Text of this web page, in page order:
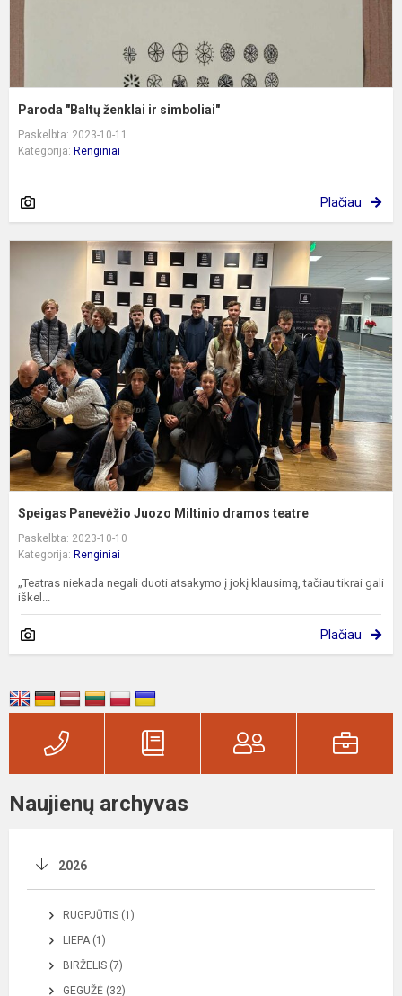
Paroda "Baltų ženklai ir simboliai"
Paskelbta: 2023-10-11
Kategorija: Renginiai
Plačiau
Speigas Panevėžio Juozo Miltinio dramos teatre
Paskelbta: 2023-10-10
Kategorija: Renginiai
„Teatras niekada negali duoti atsakymo į jokį klausimą, tačiau tikrai gali
iškel...
Plačiau
Naujienų archyvas
2026
RUGPJŪTIS (1)
LIEPA (1)
BIRŽELIS (7)
GEGUŽĖ (32)